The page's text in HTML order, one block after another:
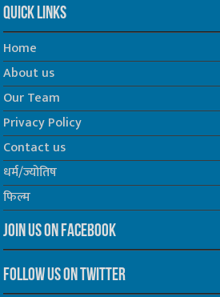
Quick Links
Home
About us
Our Team
Privacy Policy
Contact us
धर्म/ज्योतिष
फिल्म
Join us on Facebook
Follow us on Twitter